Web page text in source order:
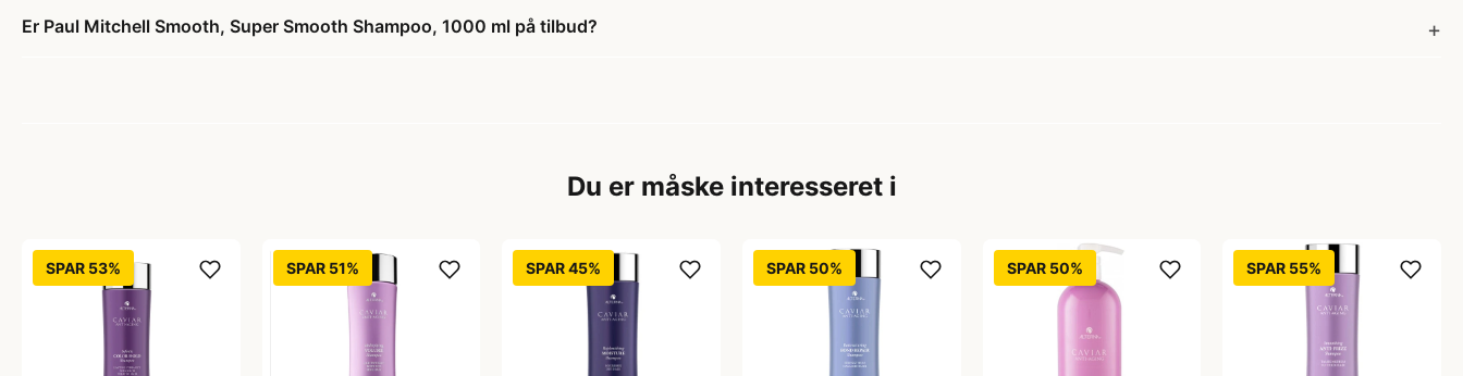
Er Paul Mitchell Smooth, Super Smooth Shampoo, 1000 ml på tilbud?
Du er måske interesseret i
SPAR 53% SPAR 51% SPAR 45% SPAR 50% SPAR 50% SPAR 55%